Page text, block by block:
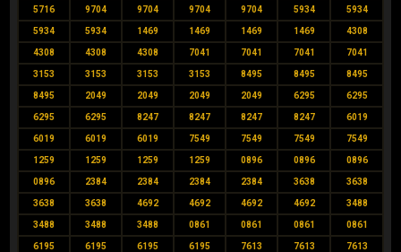
5716 9704 9704 9704 9704 5934 5934
5934 5934 1469 1469 1469 1469 4308
4308 4308 4308 7041 7041 7041 7041
3153 3153 3153 3153 8495 8495 8495
8495 2049 2049 2049 2049 6295 6295
6295 6295 8247 8247 8247 8247 6019
6019 6019 6019 7549 7549 7549 7549
1259 1259 1259 1259 0896 0896 0896
0896 2384 2384 2384 2384 3638 3638
3638 3638 4692 4692 4692 4692 3488
3488 3488 3488 0861 0861 0861 0861
6195 6195 6195 6195 7613 7613 7613